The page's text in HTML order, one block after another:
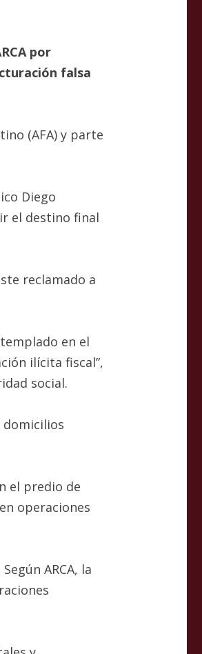
por
falsa
(AFA) y parte
Diego
el destino final
reclamado a
en el
ilícita fiscal”,
social.
domicilios
el predio de
operaciones
ARCA, la